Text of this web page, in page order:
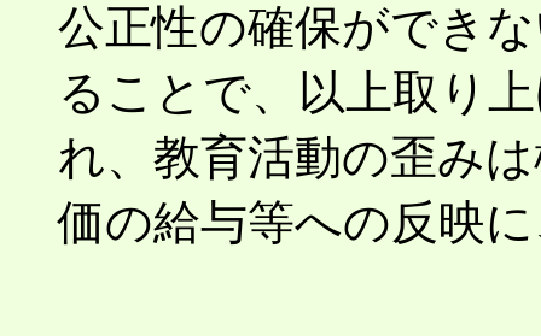
公正性の確保ができ
ることで、以上取り
れ、教育活動の歪み
価の給与等への反映